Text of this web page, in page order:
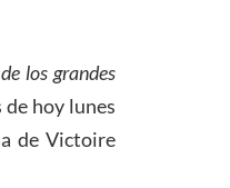
los grandes
de hoy lunes
de Victoire